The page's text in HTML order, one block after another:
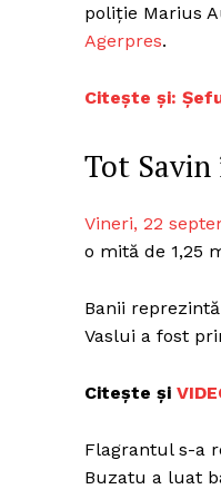
poliţie Marius
Agerpres.
Citește și:
Tot
Vineri, 22
o mită de 1,25
Banii
Vaslui a fost
Citește și
Flagrantul s-a
Buzatu a luat